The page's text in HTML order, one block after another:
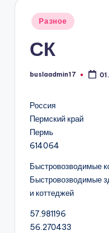
Опубликовано
Разное
СК
Запись
buslaadmin17
Россия
Пермский край
Пермь
614064
Быстровозводимые
Быстровозводимые
и коттеджей
57.981196
56.270433